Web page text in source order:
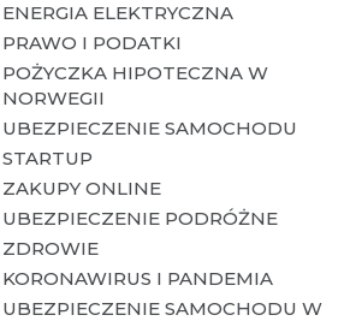
ENERGIA ELEKTRYCZNA
PRAWO I PODATKI
POŻYCZKA HIPOTECZNA W
NORWEGII
UBEZPIECZENIE SAMOCHODU
STARTUP
ZAKUPY ONLINE
UBEZPIECZENIE PODRÓŻNE
ZDROWIE
KORONAWIRUS I PANDEMIA
UBEZPIECZENIE SAMOCHODU W